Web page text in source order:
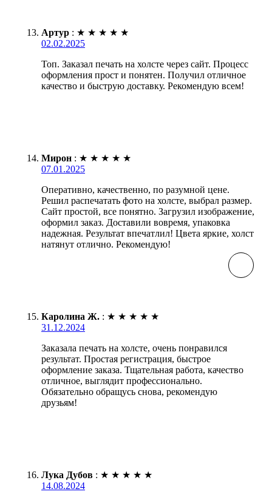
Артур : ★ ★ ★ ★ ★
02.02.2025
Топ. Заказал печать на холсте через сайт. Процесс
оформления прост и понятен. Получил отличное
качество и быструю доставку. Рекомендую всем!
Мирон : ★ ★ ★ ★ ★
07.01.2025
Оперативно, качественно, по разумной цене.
Решил распечатать фото на холсте, выбрал размер.
Сайт простой, все понятно. Загрузил изображение,
оформил заказ. Доставили вовремя, упаковка
надежная. Результат впечатлил! Цвета яркие, холст
натянут отлично. Рекомендую!
Каролина Ж. : ★ ★ ★ ★ ★
31.12.2024
Заказала печать на холсте, очень понравился
результат. Простая регистрация, быстрое
оформление заказа. Тщательная работа, качество
отличное, выглядит профессионально.
Обязательно обращусь снова, рекомендую
друзьям!
Лука Дубов : ★ ★ ★ ★ ★
14.08.2024